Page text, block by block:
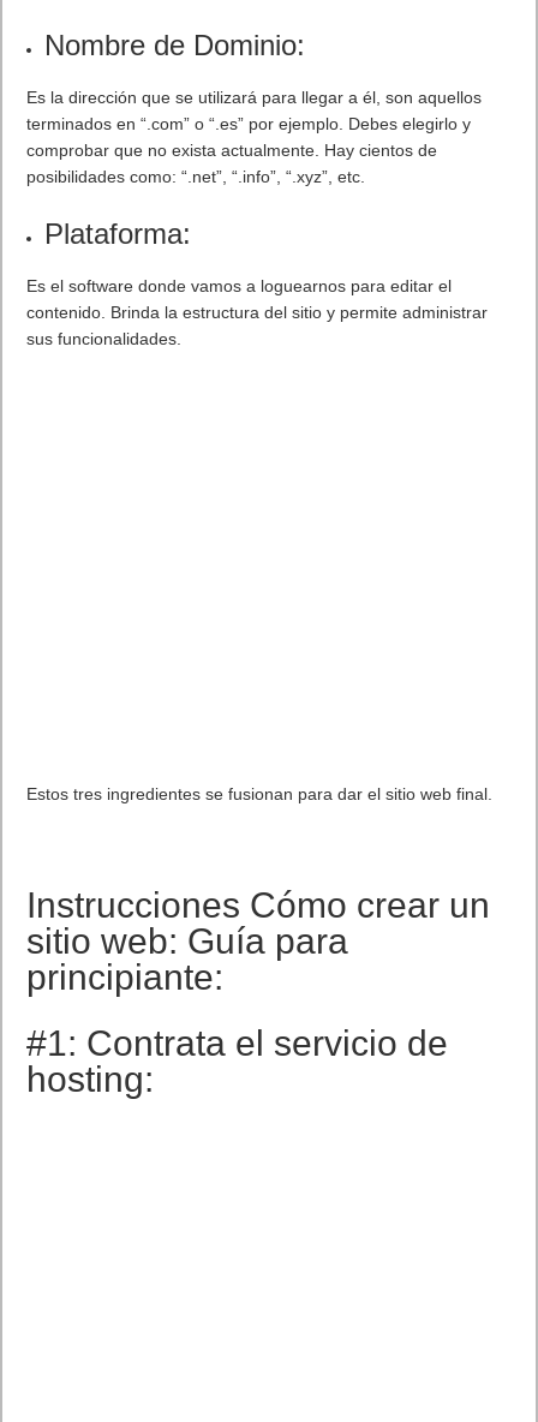
Nombre de Dominio:
Es la dirección que se utilizará para llegar a él, son aquellos
terminados en “.com” o “.es” por ejemplo. Debes elegirlo y
comprobar que no exista actualmente. Hay cientos de
posibilidades como: “.net”, “.info”, “.xyz”, etc.
Plataforma:
Es el software donde vamos a loguearnos para editar el
contenido. Brinda la estructura del sitio y permite administrar
sus funcionalidades.
Estos tres ingredientes se fusionan para dar el sitio web final.
Instrucciones Cómo crear un
sitio web: Guía para
principiante:
#1: Contrata el servicio de
hosting: